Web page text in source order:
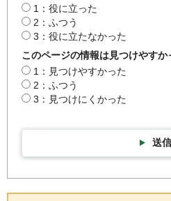
1：役に立った
2：ふつう
3：役に立たなかった
このページの情報は見つけやすか
1：見つけやすかった
2：ふつう
3：見つけにくかった
送信